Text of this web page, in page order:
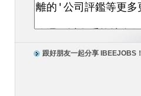
跟好朋友一起分享 IBEEJOBS！